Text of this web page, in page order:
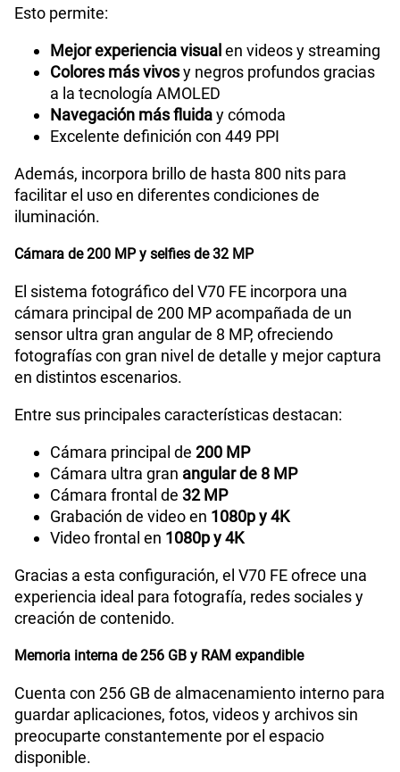
Esto permite:
Mejor experiencia visualen videos y streaming
Colores más vivosy negros profundos gracias
a la tecnología AMOLED
Navegación más fluiday cómoda
Excelente definición con 449 PPI
Además, incorpora brillo de hasta 800 nits para
facilitar el uso en diferentes condiciones de
iluminación.
Cámara de 200 MP y selfies de 32 MP
El sistema fotográfico del V70 FE incorpora una
cámara principal de 200 MP acompañada de un
sensor ultra gran angular de 8 MP, ofreciendo
fotografías con gran nivel de detalle y mejor captura
en distintos escenarios.
Entre sus principales características destacan:
Cámara principal de 200 MP
Cámara ultra gran angular de 8 MP
Cámara frontal de 32 MP
Grabación de video en 1080p y 4K
Video frontal en 1080p y 4K
Gracias a esta configuración, el V70 FE ofrece una
experiencia ideal para fotografía, redes sociales y
creación de contenido.
Memoria interna de 256 GB y RAM expandible
Cuenta con 256 GB de almacenamiento interno para
guardar aplicaciones, fotos, videos y archivos sin
preocuparte constantemente por el espacio
disponible.